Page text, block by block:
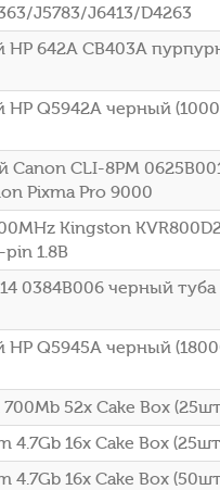
J5783/J6413/D4263
642A CB403A
Q5942A черный
Canon CLI-8PM
Pixma Pro 9000
Kingston
1.8В
0384B006 черный
Q5945A черный
52x Cake Box
4.7Gb 16x Cake Box
4.7Gb 16x Cake Box